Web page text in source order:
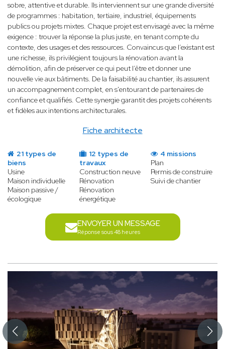
Fiche architecte
sobre, attentive et durable. Ils interviennent sur une grande diversité
de programmes : habitation, tertiaire, industriel, équipements
publics ou projets mixtes. Chaque projet est envisagé avec la même
exigence : trouver la réponse la plus juste, en tenant compte du
contexte, des usages et des ressources. Convaincus que l’existant est
une richesse, ils privilégient toujours la rénovation avant la
démolition, afin de préserver ce qui peut l’être et donner une
nouvelle vie aux bâtiments. De la faisabilité au chantier, ils assurent
un accompagnement complet, en s'entourant de partenaires de
confiance et qualifiés. Cette synergie garantit des projets cohérents
et fidèles aux intentions architecturales.
21 types de
biens
Usine
Maison individuelle
Maison passive /
écologique
12 types de
travaux
Construction neuve
Rénovation
Rénovation
énergétique
4 missions
Plan
Permis de construire
Suivi de chantier
ENVOYER UN MESSAGE
Réponse sous 48 heures